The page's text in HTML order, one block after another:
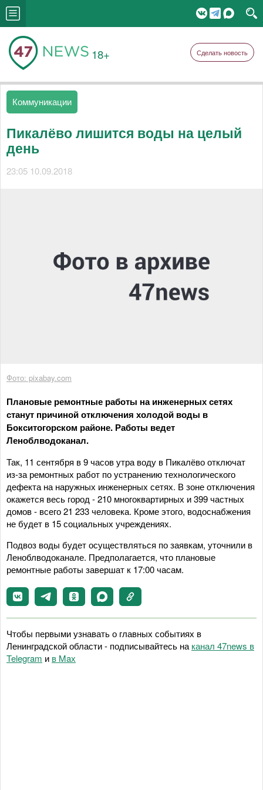
18+ Сделать новость
Коммуникации
Пикалёво лишится воды на целый
день
23:05 10.09.2018
Фото: pixabay.com
Плановые ремонтные работы на инженерных сетях
станут причиной отключения холодой воды в
Бокситогорском районе. Работы ведет
Леноблводоканал.
Так, 11 сентября в 9 часов утра воду в Пикалёво отключат
из-за ремонтных работ по устранению технологического
дефекта на наружных инженерных сетях. В зоне отключения
окажется весь город - 210 многоквартирных и 399 частных
домов - всего 21 233 человека. Кроме этого, водоснабжения
не будет в 15 социальных учреждениях.
Подвоз воды будет осуществляться по заявкам, уточнили в
Леноблводоканале. Предполагается, что плановые
ремонтные работы завершат к 17:00 часам.
Чтобы первыми узнавать о главных событиях в
Ленинградской области - подписывайтесь на канал 47news в
Telegram и в Maх